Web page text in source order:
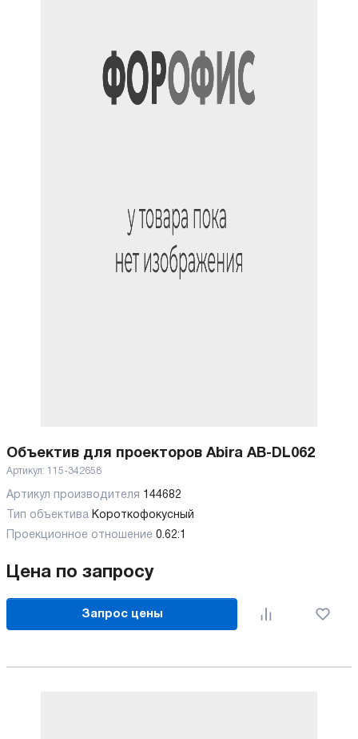
Объектив для проекторов Abira AB-DL062
Артикул: 115-342658
Артикул производителя 144682
Тип объектива Короткофокусный
Проекционное отношение 0.62:1
Цена по запросу
Запрос цены